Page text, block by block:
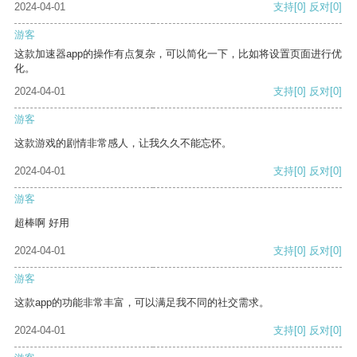
2024-04-01 支持[0] 反对[0]
游客
这款加速器app的操作有点复杂，可以简化一下，比如将设置页面进行优
化。
2024-04-01
支持[0] 反对[0]
游客
这款游戏的剧情非常感人，让我久久不能忘怀。
2024-04-01 支持[0] 反对[0]
游客
超棒啊 好用
2024-04-01 支持[0] 反对[0]
游客
这款app的功能非常丰富，可以满足我不同的社交需求。
2024-04-01 支持[0] 反对[0]